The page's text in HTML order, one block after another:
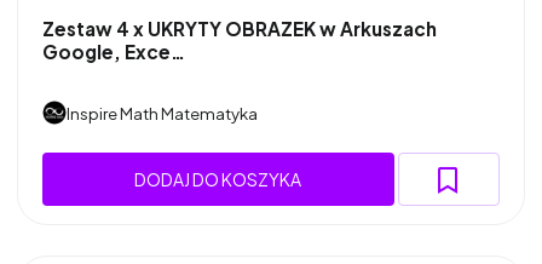
Zestaw 4 x UKRYTY OBRAZEK w Arkuszach
Google, Exce…
Inspire Math Matematyka
DODAJ DO KOSZYKA